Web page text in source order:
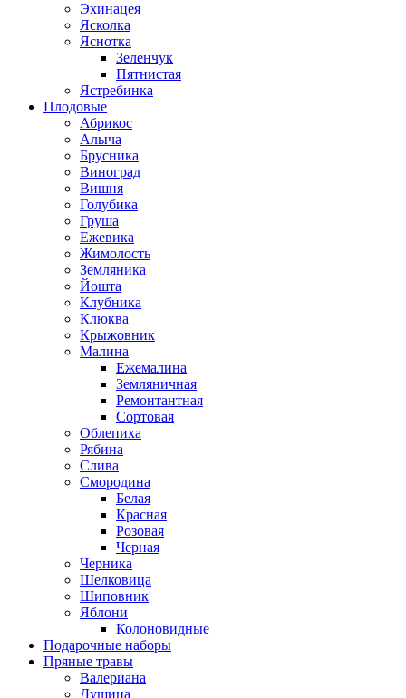
Эхинацея
Ясколка
Яснотка
Зеленчук
Пятнистая
Ястребинка
Плодовые
Абрикос
Алыча
Брусника
Виноград
Вишня
Голубика
Груша
Ежевика
Жимолость
Земляника
Йошта
Клубника
Клюква
Крыжовник
Малина
Ежемалина
Земляничная
Ремонтантная
Сортовая
Облепиха
Рябина
Слива
Смородина
Белая
Красная
Розовая
Черная
Черника
Шелковица
Шиповник
Яблони
Колоновидные
Подарочные наборы
Пряные травы
Валериана
Душица